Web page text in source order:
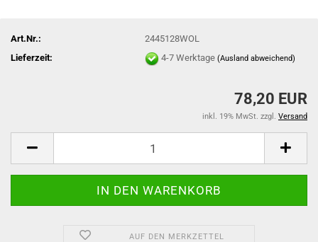
Art.Nr.:
2445128WOL
Lieferzeit:
4-7 Werktage(Ausland abweichend)
78,20 EUR
inkl. 19% MwSt. zzgl. Versand
AUF DEN MERKZETTEL